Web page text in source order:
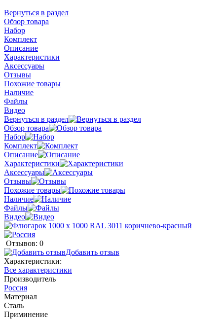
Вернуться в раздел
Обзор товара
Набор
Комплект
Описание
Характеристики
Аксессуары
Отзывы
Похожие товары
Наличие
Файлы
Видео
Вернуться в раздел
Обзор товара
Набор
Комплект
Описание
Характеристики
Аксессуары
Отзывы
Похожие товары
Наличие
Файлы
Видео
Отзывов: 0
Добавить отзыв
Характеристики:
Все характеристики
Производитель
Россия
Материал
Сталь
Приминение